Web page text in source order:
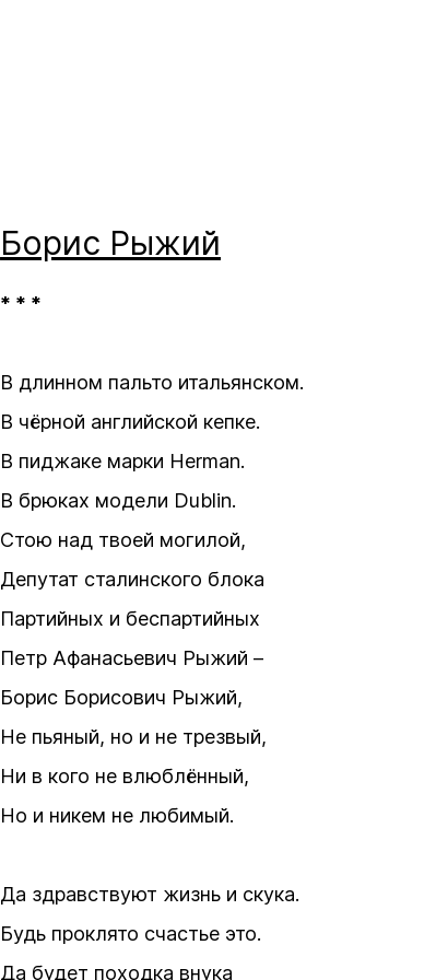
Борис Рыжий
* * *
В длинном пальто итальянском.
В чёрной английской кепке.
В пиджаке марки Herman.
В брюках модели Dublin.
Стою над твоей могилой,
Депутат сталинского блока
Партийных и беспартийных
Петр Афанасьевич Рыжий –
Борис Борисович Рыжий,
Не пьяный, но и не трезвый,
Ни в кого не влюблённый,
Но и никем не любимый.
Да здравствуют жизнь и скука.
Будь проклято счастье это.
Да будет походка внука